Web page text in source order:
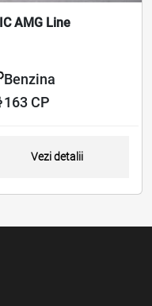
AMG Line
Benzina
163 CP
Vezi detalii